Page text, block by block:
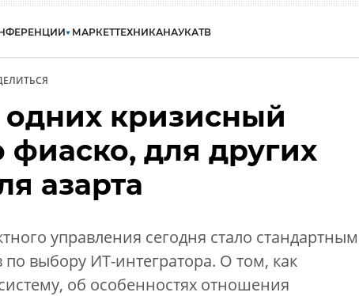
МАРКЕТТЕХНИКАНАУКАТВ
одних кризисный
фиаско, для других
азарта
управления сегодня стало стандартным
выбору ИТ-интегратора. О том, как
об особенностях отношения